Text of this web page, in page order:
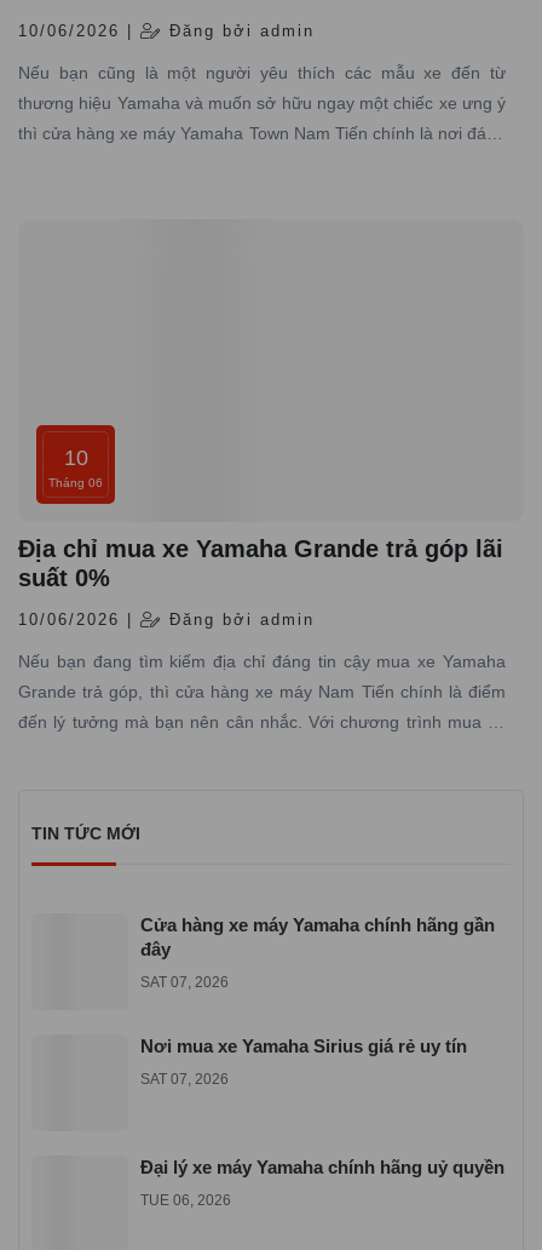
10/06/2026 | Đăng bởi admin
Nếu bạn cũng là một người yêu thích các mẫu xe đến từ
thương hiệu Yamaha và muốn sở hữu ngay một chiếc xe ưng ý
thì cửa hàng xe máy Yamaha Town Nam Tiến chính là nơi đáng
10
Tháng 06
Địa chỉ mua xe Yamaha Grande trả góp lãi
suất 0%
10/06/2026 | Đăng bởi admin
Nếu bạn đang tìm kiếm địa chỉ đáng tin cậy mua xe Yamaha
Grande trả góp, thì cửa hàng xe máy Nam Tiến chính là điểm
đến lý tưởng mà bạn nên cân nhắc. Với chương trình mua xe
tiện ích.
TIN TỨC MỚI
Cửa hàng xe máy Yamaha chính hãng gần
đây
SAT 07, 2026
Nơi mua xe Yamaha Sirius giá rẻ uy tín
SAT 07, 2026
Đại lý xe máy Yamaha chính hãng uỷ quyền
TUE 06, 2026